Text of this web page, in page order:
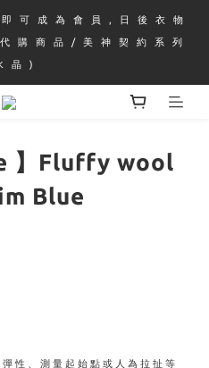
可 成 為 會 員 , 日 後 衣 物
購 商 品 / 美 神 契 約 系 列
晶 )
】Fluffy wool
Blue
性、測量起始點或人為拉扯等